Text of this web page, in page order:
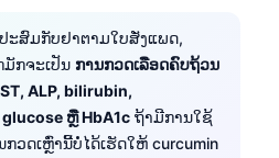
ະສົມກັບຢາຕາມໃບສັ່ງແພດ,
ກຈະເປັນ ການກວດເລືອດຄົບຖ້ວນ
ALP, bilirubin,
ຫຼື HbA1c ຖ້າມີການໃຊ້
ວດເຫຼົ່ານີ້ບໍ່ໄດ້ເຮັດໃຫ້ curcumin